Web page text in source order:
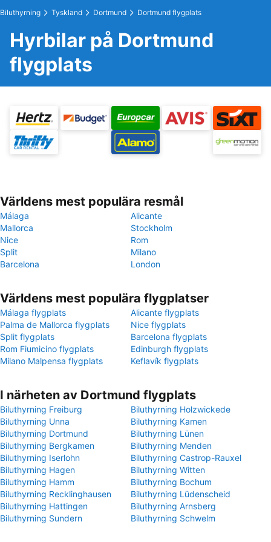
Biluthyrning Tyskland Dortmund Dortmund flygplats
Hyrbilar på Dortmund
flygplats
Världens mest populära resmål
Málaga
Alicante
Mallorca
Stockholm
Nice
Rom
Split
Milano
Barcelona
London
Världens mest populära flygplatser
Málaga flygplats
Alicante flygplats
Palma de Mallorca flygplats
Nice flygplats
Split flygplats
Barcelona flygplats
Rom Fiumicino flygplats
Edinburgh flygplats
Milano Malpensa flygplats
Keflavík flygplats
I närheten av Dortmund flygplats
Biluthyrning Freiburg
Biluthyrning Holzwickede
Biluthyrning Unna
Biluthyrning Kamen
Biluthyrning Dortmund
Biluthyrning Lünen
Biluthyrning Bergkamen
Biluthyrning Menden
Biluthyrning Iserlohn
Biluthyrning Castrop-Rauxel
Biluthyrning Hagen
Biluthyrning Witten
Biluthyrning Hamm
Biluthyrning Bochum
Biluthyrning Recklinghausen
Biluthyrning Lüdenscheid
Biluthyrning Hattingen
Biluthyrning Arnsberg
Biluthyrning Sundern
Biluthyrning Schwelm